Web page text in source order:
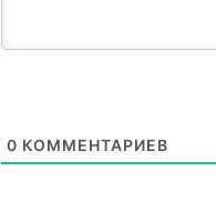
0 КОММЕНТАРИЕВ